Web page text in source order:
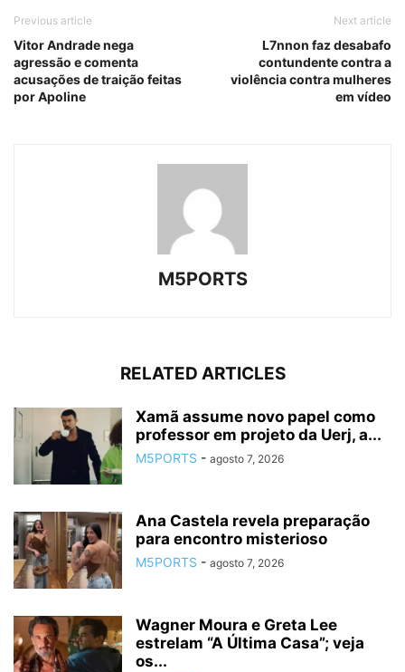
Previous article
Vitor Andrade nega
agressão e comenta
acusações de traição feitas
por Apoline
Next article
L7nnon faz desabafo
contundente contra a
violência contra mulheres
em vídeo
M5PORTS
RELATED ARTICLES
Xamã assume novo papel como
professor em projeto da Uerj, a...
M5PORTS - agosto 7, 2026
Ana Castela revela preparação
para encontro misterioso
M5PORTS - agosto 7, 2026
Wagner Moura e Greta Lee
estrelam “A Última Casa”; veja
os...